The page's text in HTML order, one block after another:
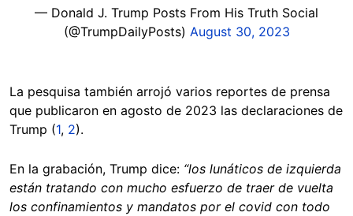
— Donald J. Trump Posts From His Truth Social
(@TrumpDailyPosts) August 30, 2023
La pesquisa también arrojó varios reportes de prensa
que publicaron en agosto de 2023 las declaraciones de
Trump (1, 2).
En la grabación, Trump dice: “los lunáticos de izquierda
están tratando con mucho esfuerzo de traer de vuelta
los confinamientos y mandatos por el covid con todo